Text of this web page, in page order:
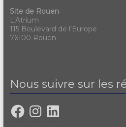
Site de Rouen
L'Atrium
115 Boulevard de l'Europe
76100 Rouen
Nous suivre sur les